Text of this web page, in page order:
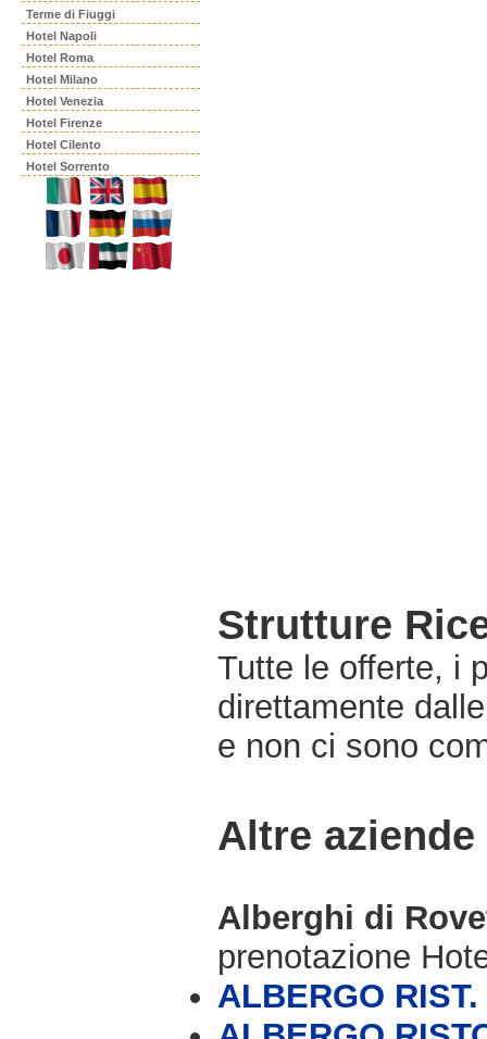
Terme di Fiuggi
Hotel Napoli
Hotel Roma
Hotel Milano
Hotel Venezia
Hotel Firenze
Hotel Cilento
Hotel Sorrento
Strutture
Tutte le offerte, i
direttamente
e non ci sono
Altre
Alberghi di
prenotazione
ALBERGO